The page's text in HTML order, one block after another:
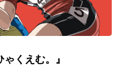
ゃくえむ。』